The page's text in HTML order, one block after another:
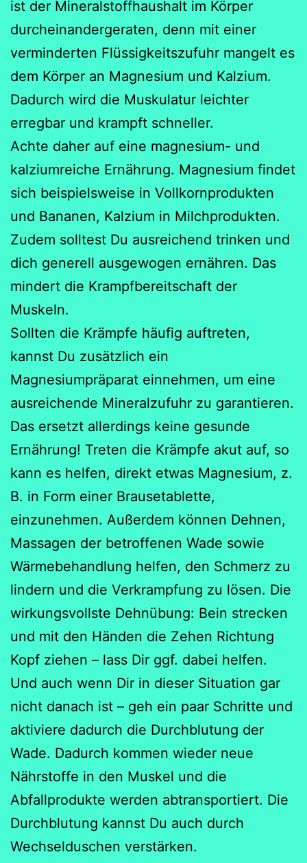
ist der Mineralstoffhaushalt im Körper
durcheinandergeraten, denn mit einer
verminderten Flüssigkeitszufuhr mangelt es
dem Körper an Magnesium und Kalzium.
Dadurch wird die Muskulatur leichter
erregbar und krampft schneller.
Achte daher auf eine magnesium- und
kalziumreiche Ernährung. Magnesium findet
sich beispielsweise in Vollkornprodukten
und Bananen, Kalzium in Milchprodukten.
Zudem solltest Du ausreichend trinken und
dich generell ausgewogen ernähren. Das
mindert die Krampfbereitschaft der
Muskeln.
Sollten die Krämpfe häufig auftreten,
kannst Du zusätzlich ein
Magnesiumpräparat einnehmen, um eine
ausreichende Mineralzufuhr zu garantieren.
Das ersetzt allerdings keine gesunde
Ernährung! Treten die Krämpfe akut auf, so
kann es helfen, direkt etwas Magnesium, z.
B. in Form einer Brausetablette,
einzunehmen. Außerdem können Dehnen,
Massagen der betroffenen Wade sowie
Wärmebehandlung helfen, den Schmerz zu
lindern und die Verkrampfung zu lösen. Die
wirkungsvollste Dehnübung: Bein strecken
und mit den Händen die Zehen Richtung
Kopf ziehen – lass Dir ggf. dabei helfen.
Und auch wenn Dir in dieser Situation gar
nicht danach ist – geh ein paar Schritte und
aktiviere dadurch die Durchblutung der
Wade. Dadurch kommen wieder neue
Nährstoffe in den Muskel und die
Abfallprodukte werden abtransportiert. Die
Durchblutung kannst Du auch durch
Wechselduschen verstärken.